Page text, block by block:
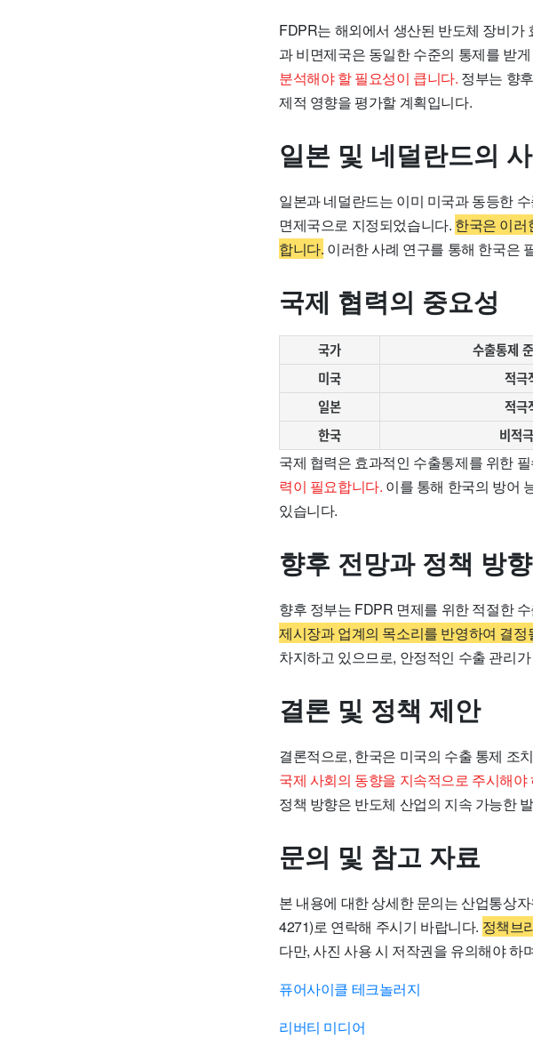
FDPR는 해외에서 생산된 반도체 장비가
과 비면제국은 동일한 수준의 통제를 받
분석해야 할 필요성이 큽니다. 정부는 향
제적 영향을 평가할 계획입니다.
일본 및 네덜란드의
일본과 네덜란드는 이미 미국과 동등한
면제국으로 지정되었습니다. 한국은 이러
합니다. 이러한 사례 연구를 통해 한국은
국제 협력의 중요성
국가 수출통제
미국
적극
일본
적극
한국
비적
국제 협력은 효과적인 수출통제를 위한
력이 필요합니다. 이를 통해 한국의 방어
있습니다.
향후 전망과 정책 방향
향후 정부는 FDPR 면제를 위한 적절한
제시장과 업계의 목소리를 반영하여 결정
차지하고 있으므로, 안정적인 수출 관리
결론 및 정책 제안
결론적으로, 한국은 미국의 수출 통제 조
국제 사회의 동향을 지속적으로 주시해
정책 방향은 반도체 산업의 지속 가능한
문의 및 참고 자료
본 내용에 대한 상세한 문의는 산업통상
4271)로 연락해 주시기 바랍니다. 정책브
다만, 사진 사용 시 저작권을 유의해야 하
퓨어사이클 테크놀러지
리버티 미디어